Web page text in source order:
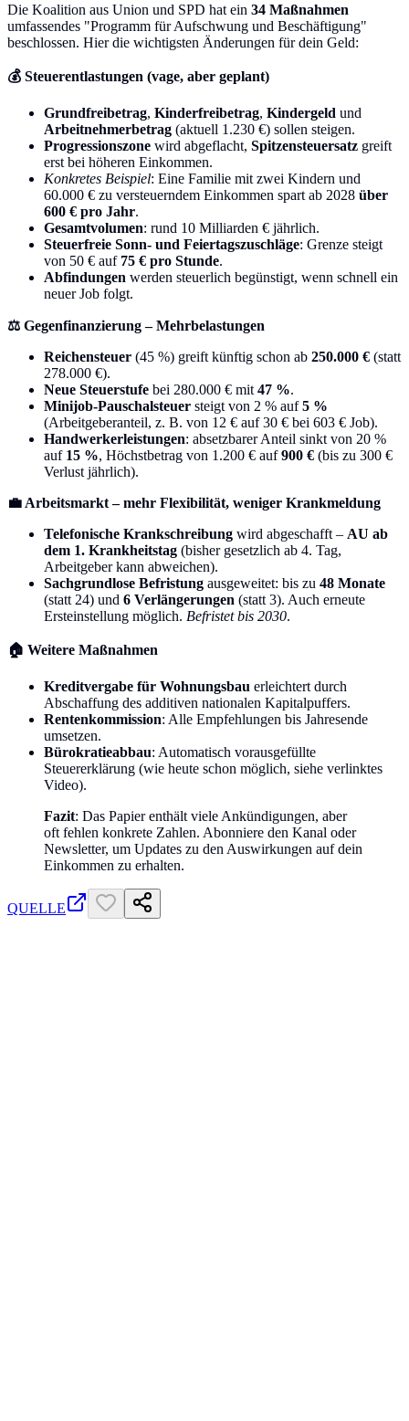
Die Koalition aus Union und SPD hat ein 34 Maßnahmen
umfassendes "Programm für Aufschwung und Beschäftigung"
beschlossen. Hier die wichtigsten Änderungen für dein Geld:
💰 Steuerentlastungen (vage, aber geplant)
Grundfreibetrag, Kinderfreibetrag, Kindergeld und
Arbeitnehmerbetrag (aktuell 1.230 €) sollen steigen.
Progressionszone wird abgeflacht, Spitzensteuersatz greift
erst bei höheren Einkommen.
Konkretes Beispiel: Eine Familie mit zwei Kindern und
60.000 € zu versteuerndem Einkommen spart ab 2028 über
600 € pro Jahr.
Gesamtvolumen: rund 10 Milliarden € jährlich.
Steuerfreie Sonn- und Feiertagszuschläge: Grenze steigt
von 50 € auf 75 € pro Stunde.
Abfindungen werden steuerlich begünstigt, wenn schnell ein
neuer Job folgt.
⚖️ Gegenfinanzierung – Mehrbelastungen
Reichensteuer (45 %) greift künftig schon ab 250.000 € (statt
278.000 €).
Neue Steuerstufe bei 280.000 € mit 47 %.
Minijob-Pauschalsteuer steigt von 2 % auf5 %
(Arbeitgeberanteil, z. B. von 12 € auf 30 € bei 603 € Job).
Handwerkerleistungen: absetzbarer Anteil sinkt von 20 %
auf 15 %, Höchstbetrag von 1.200 € auf900 € (bis zu 300 €
Verlust jährlich).
💼 Arbeitsmarkt – mehr Flexibilität, weniger Krankmeldung
Telefonische Krankschreibung wird abgeschafft – AU ab
dem 1. Krankheitstag (bisher gesetzlich ab 4. Tag,
Arbeitgeber kann abweichen).
Sachgrundlose Befristung ausgeweitet: bis zu 48 Monate
(statt 24) und 6 Verlängerungen (statt 3). Auch erneute
Ersteinstellung möglich. Befristet bis 2030.
🏠 Weitere Maßnahmen
Kreditvergabe für Wohnungsbau erleichtert durch
Abschaffung des additiven nationalen Kapitalpuffers.
Rentenkommission: Alle Empfehlungen bis Jahresende
umsetzen.
Bürokratieabbau: Automatisch vorausgefüllte
Steuererklärung (wie heute schon möglich, siehe verlinktes
Video).
Fazit: Das Papier enthält viele Ankündigungen, aber
oft fehlen konkrete Zahlen. Abonniere den Kanal oder
Newsletter, um Updates zu den Auswirkungen auf dein
Einkommen zu erhalten.
QUELLE